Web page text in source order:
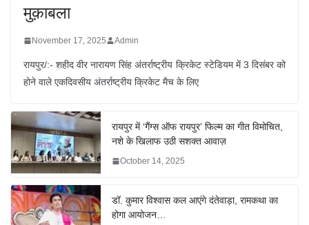
मुक़ाबला
November 17, 2025 Admin
रायपुर/:- शहीद वीर नारायण सिंह अंतर्राष्ट्रीय क्रिकेट स्टेडियम में 3 दिसंबर को
होने वाले एकदिवसीय अंतर्राष्ट्रीय क्रिकेट मैच के लिए
रायपुर में ‘गैंग्स ऑफ रायपुर’ फिल्म का गीत विमोचित,
नशे के खिलाफ उठी सशक्त आवाज़
October 14, 2025
डॉ. कुमार विश्वास कल आएंगे दंतेवाड़ा, रामकथा का
होगा आयोजन…